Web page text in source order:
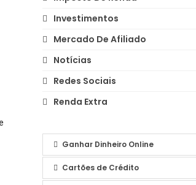
Investimentos
Mercado De Afiliado
Notícias
Redes Sociais
Renda Extra
Ganhar Dinheiro Online
Cartões de Crédito